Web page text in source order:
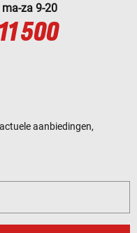
za 9-20
500
aanbiedingen,